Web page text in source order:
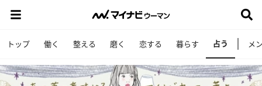
トップ 働く 整える 磨く 恋する 暮らす 占う メ